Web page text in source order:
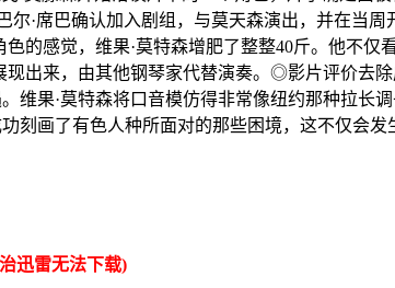
尔·席巴确认加入剧组，与莫天森演出，并在当
的感觉，维果·莫特森增肥了整整40斤。他不
出来，由其他钢琴家代替演奏。◎影片评价去
维果·莫特森将口音模仿得非常像纽约那种拉长
刻画了有色人种所面对的那些困境，这不仅会
迅雷无法下载)